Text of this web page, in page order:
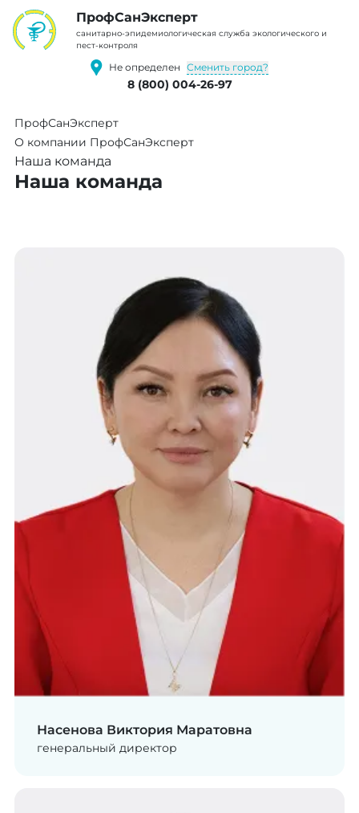
ПрофCанЭксперт
cанитарно-эпидемиологическая служба экологического и
пест-контроля
Не определен Сменить город?
8 (800) 004-26-97
ПрофСанЭксперт
О компании ПрофСанЭксперт
Наша команда
Наша команда
Насенова Виктория Маратовна
генеральный директор